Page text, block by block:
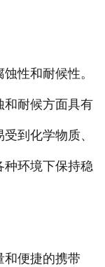
性和耐候性。
和耐候方面具有
到化学物质、
种环境下保持稳
便捷的携带